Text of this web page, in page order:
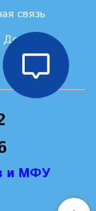
связь
Доставка
и МФУ